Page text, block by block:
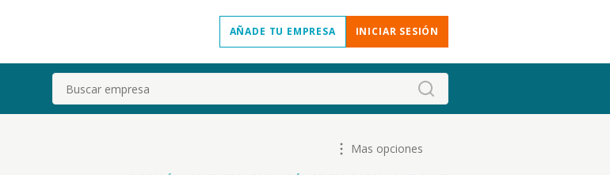
AÑADE TU EMPRESA INICIAR SESIÓN
Buscar
Mas opciones